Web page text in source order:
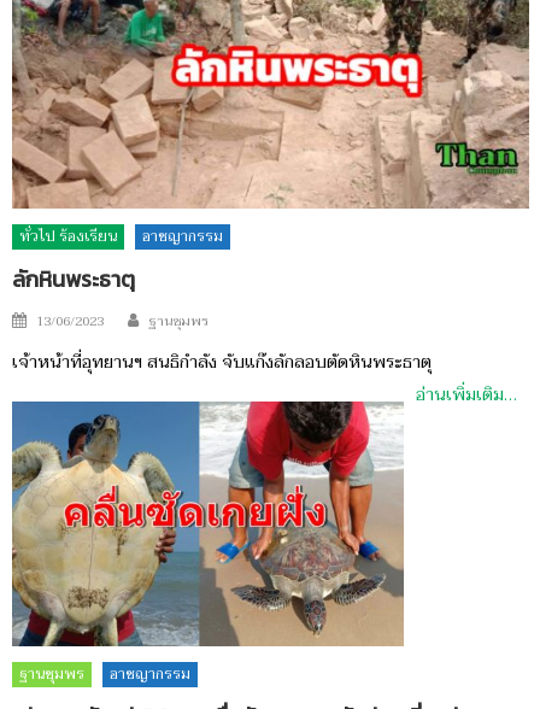
ทั่วไป ร้องเรียน อาชญากรรม
ลักหินพระธาตุ
Posted
13/06/2023 Author
ฐานชุมพร
เจ้าหน้าที่อุทยานฯ สนธิกำลัง จับแก๊งลักลอบตัดหินพระธาตุ
อ่านเพิ่มเติม…
ฐานชุมพร อาชญากรรม